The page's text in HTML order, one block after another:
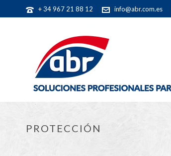
+ 34 967 21 88 12 info@abr.com.es
PROTECCIÓN